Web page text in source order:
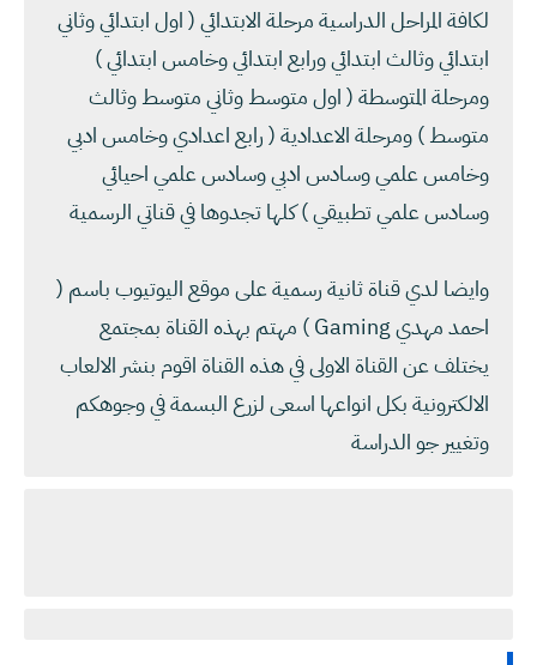
لكافة المراحل الدراسية مرحلة الابتدائي ( اول ابتدائي وثاني
ابتدائي وثالث ابتدائي ورابع ابتدائي وخامس ابتدائي )
ومرحلة المتوسطة ( اول متوسط وثاني متوسط وثالث
متوسط ) ومرحلة الاعدادية ( رابع اعدادي وخامس ادبي
وخامس علمي وسادس ادبي وسادس علمي احيائي
وسادس علمي تطبيقي ) كلها تجدوها في قناتي الرسمية
وايضا لدي قناة ثانية رسمية على موقع اليوتيوب باسم (
احمد مهدي Gaming ) مهتم بهذه القناة بمجتمع
يختلف عن القناة الاولى في هذه القناة اقوم بنشر الالعاب
الالكترونية بكل انواعها اسعى لزرع البسمة في وجوهكم
وتغيير جو الدراسة